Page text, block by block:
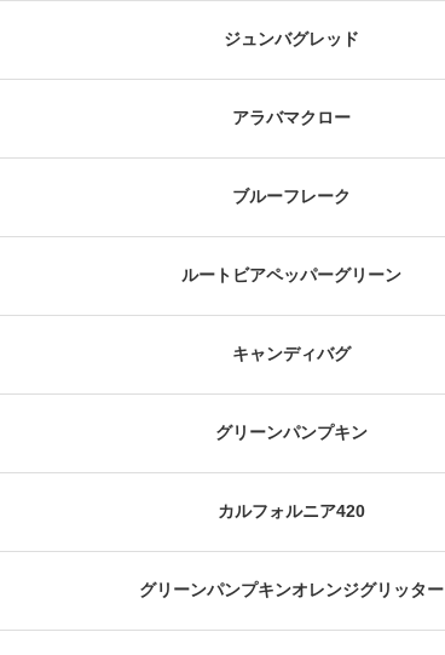
ジュンバグレッド
アラバマクロー
ブルーフレーク
ルートビアペッパーグリーン
キャンディバグ
グリーンパンプキン
カルフォルニア420
グリーンパンプキンオレンジグリッター